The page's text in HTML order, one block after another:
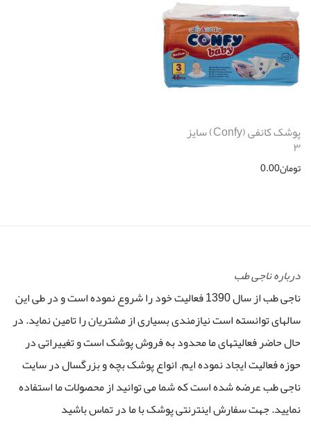
پوشک کانفی (Confy) سایز
۳
تومان0.00
درباره ناجی طب
ناجی طب از سال 1390 فعالیت خود را شروع نموده است و در طی این
سالهای توانسته است نیازمندی بسیاری از مشتریان را تامین نماید. در
حال حاضر فعالیتهای ما محدود به فروش پوشک است و تغییراتی در
حوزه فعالیت ایجاد نموده ایم. انواع پوشک بچه و بزرگسال در سایت
ناجی طب عرضه شده است که شما می توانید از محصولات ما استفاده
نمایید. جهت سفارش اینترنتی پوشک با ما در تماس باشید